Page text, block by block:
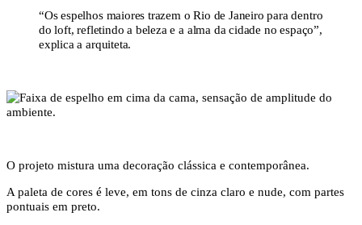
“Os espelhos maiores trazem o Rio de Janeiro para dentro
do loft, refletindo a beleza e a alma da cidade no espaço”,
explica a arquiteta.
O projeto mistura uma decoração clássica e contemporânea.
A paleta de cores é leve, em tons de cinza claro e nude, com partes
pontuais em preto.